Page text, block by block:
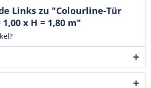
Links zu "Colourline-Tür
x H = 1,80 m"